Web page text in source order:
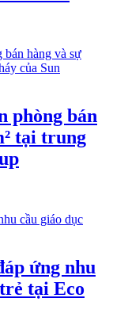
phòng bán
tại trung
ứng nhu
tại Eco